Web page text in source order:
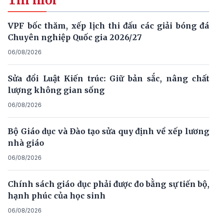
VPF bốc thăm, xếp lịch thi đấu các giải bóng đá
Chuyên nghiệp Quốc gia 2026/27
06/08/2026
Sửa đổi Luật Kiến trúc: Giữ bản sắc, nâng chất
lượng không gian sống
06/08/2026
Bộ Giáo dục và Đào tạo sửa quy định về xếp lương
nhà giáo
06/08/2026
Chính sách giáo dục phải được đo bằng sự tiến bộ,
hạnh phúc của học sinh
06/08/2026